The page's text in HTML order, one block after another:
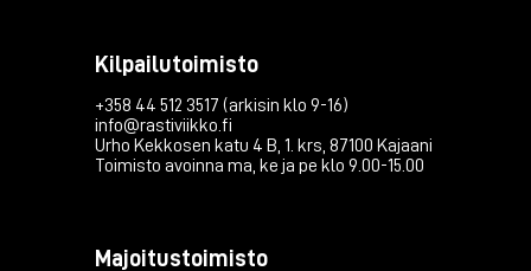
Kilpailutoimisto
+358 44 512 3517 (arkisin klo 9-16)
info@rastiviikko.fi
Urho Kekkosen katu 4 B, 1. krs, 87100 Kajaani
Toimisto avoinna ma, ke ja pe klo 9.00-15.00
Majoitustoimisto